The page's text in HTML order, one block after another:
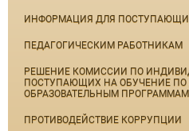
ИНФОРМАЦИЯ ДЛЯ
ПЕДАГОГИЧЕСКИМ РАБОТНИКАМ
РЕШЕНИЕ КОМИССИИ ПО
ПОСТУПАЮЩИХ НА ОБУЧЕНИЕ
ОБРАЗОВАТЕЛЬНЫМ ПРОГРАММАМ
ПРОТИВОДЕЙСТВИЕ КОРРУПЦИИ